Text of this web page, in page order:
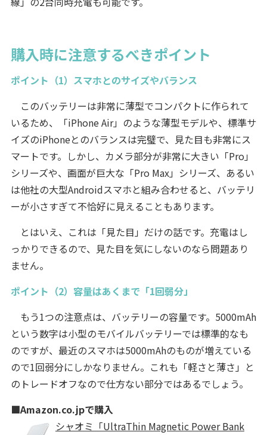
購入時に注意するべきポイント
ポイント（1）スマホとのサイズやバランス
このバッテリーは非常に薄型でコンパクトに作られて
いるため、「iPhone Air」のような薄型モデルや、標準サ
イズのiPhoneとのバランスは完璧で、見た目も非常にス
マートです。しかし、カメラ部分が非常に大きい「Pro」
シリーズや、画面が巨大な「Pro Max」シリーズ、あるい
は他社の大型Androidスマホと組み合わせると、バッテリ
ーが小さすぎて不恰好に見えることもあります。
とはいえ、これは「見た目」だけの話です。充電はし
っかりできるので、見た目を気にしないのなら問題あり
ません。
ポイント（2）容量はあくまで「1回弱分」
もう1つの注意点は、バッテリーの容量です。5000mAh
という数字は小型のモバイルバッテリーでは標準的なも
のですが、最近のスマホは5000mAhのものが増えている
ので1回弱分にしかなりません。これも「軽さと薄さ」と
のトレードオフなので仕方ない部分ではあるでしょう。
■Amazon.co.jpで購入
シャオミ「UltraThin Magnetic Power Bank